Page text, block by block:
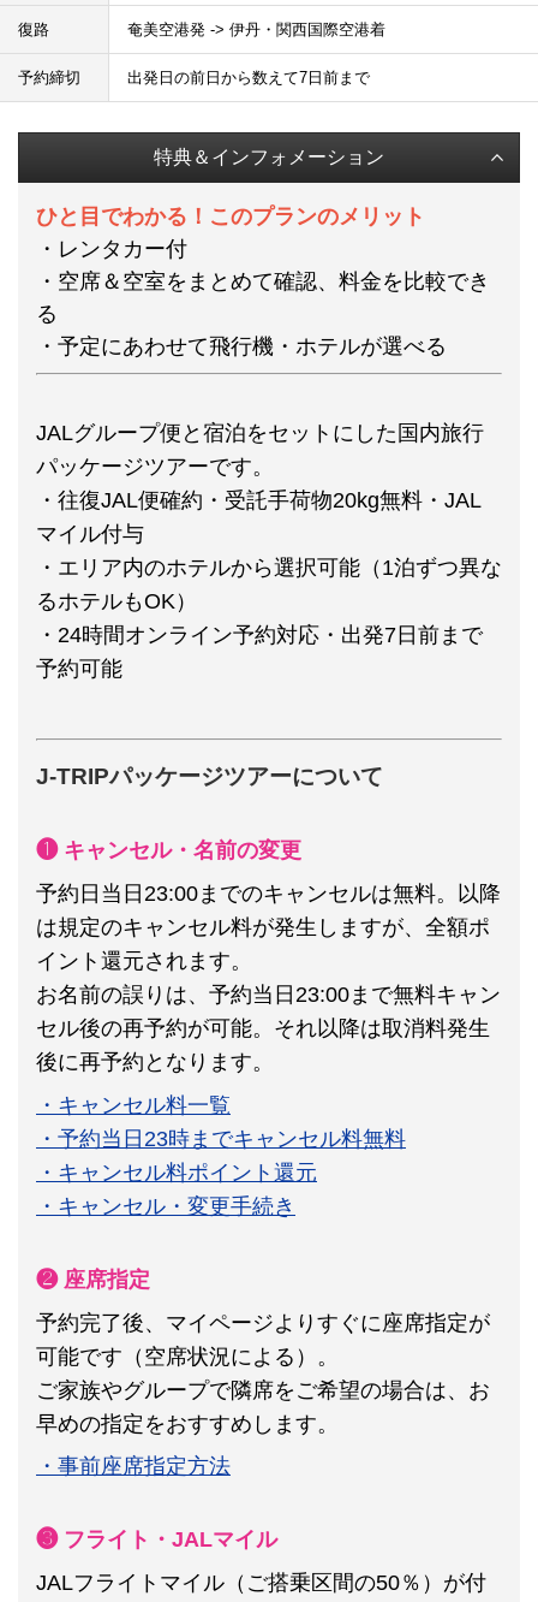
復路 奄美空港発 -> 伊丹・関西国際空港着
予約締切 出発日の前日から数えて7日前まで
特典＆インフォメーション
ひと目でわかる！このプランのメリット
・レンタカー付
・空席＆空室をまとめて確認、料金を比較でき
る
・予定にあわせて飛行機・ホテルが選べる
JALグループ便と宿泊をセットにした国内旅行
パッケージツアーです。
・往復JAL便確約・受託手荷物20kg無料・JAL
マイル付与
・エリア内のホテルから選択可能（1泊ずつ異な
るホテルもOK）
・24時間オンライン予約対応・出発7日前まで
予約可能
J-TRIPパッケージツアーについて
❶ キャンセル・名前の変更
予約日当日23:00までのキャンセルは無料。以降
は規定のキャンセル料が発生しますが、全額ポ
イント還元されます。
お名前の誤りは、予約当日23:00まで無料キャン
セル後の再予約が可能。それ以降は取消料発生
後に再予約となります。
・キャンセル料一覧
・予約当日23時までキャンセル料無料
・キャンセル料ポイント還元
・キャンセル・変更手続き
❷ 座席指定
予約完了後、マイページよりすぐに座席指定が
可能です（空席状況による）。
ご家族やグループで隣席をご希望の場合は、お
早めの指定をおすすめします。
・事前座席指定方法
❸ フライト・JALマイル
JALフライトマイル（ご搭乗区間の50％）が付